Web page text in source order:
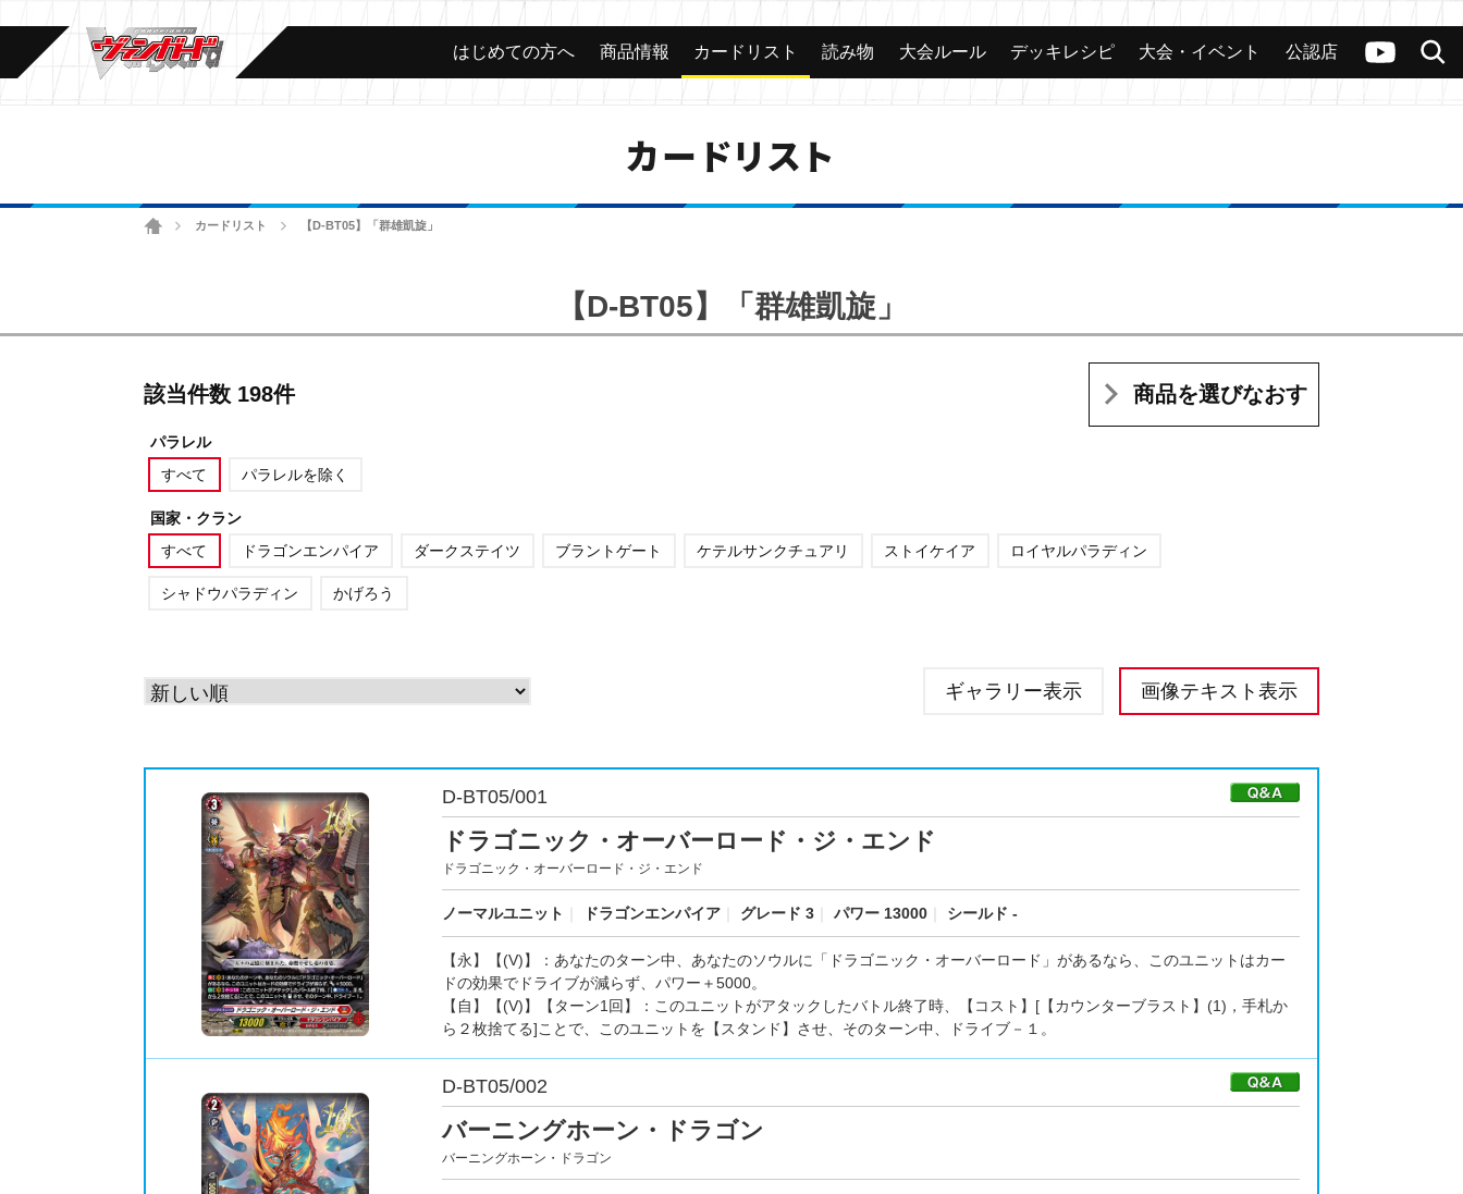
ヴァンガードch
検索
カード 大会 公認店舗 その他
はじめての方へ 商品情報 カードリスト 読み物 大会ルール デッキレシピ 大会・イベント 公認店
カードリスト
ホームカードリスト 【D-BT05】「群雄凱旋」
【D-BT05】「群雄凱旋」
該当件数 198件 商品を選びなおす
パラレル
すべて
パラレルを除く
国家・クラン
すべて
ドラゴンエンパイア ダークステイツ ブラントゲート ケテルサンクチュアリ ストイケイア ロイヤルパラディン
シャドウパラディン かげろう
ギャラリー表示 画像テキスト表示
D-BT05/001
ドラゴニック・オーバーロード・ジ・エンド
ドラゴニック・オーバーロード・ジ・エンド
ノーマルユニット ドラゴンエンパイア グレード 3 パワー 13000 シールド -
【永】【(V)】：あなたのターン中、あなたのソウルに「ドラゴニック・オーバーロード」があるなら、このユニットはカー
ドの効果でドライブが減らず、パワー＋5000。
【自】【(V)】【ターン1回】：このユニットがアタックしたバトル終了時、【コスト】[【カウンターブラスト】(1)，手札か
ら２枚捨てる]ことで、このユニットを【スタンド】させ、そのターン中、ドライブ－１。
D-BT05/002
バーニングホーン・ドラゴン
バーニングホーン・ドラゴン